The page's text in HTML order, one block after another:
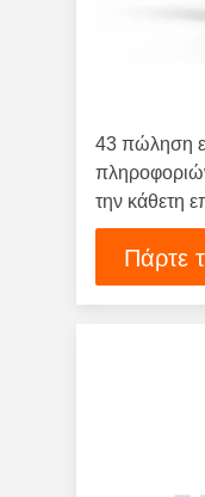
43 πώληση
την κάθετη
Πάρτε